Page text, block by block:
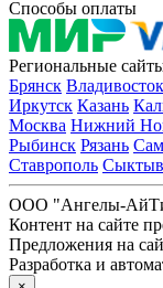
Способы оплаты
Региональные
Брянск Владивосток
Иркутск Казань
Москва Нижний
Рыбинск Рязань
Ставрополь
ООО "Ангелы-
Контент на сайте
Предложения на
Разработка и